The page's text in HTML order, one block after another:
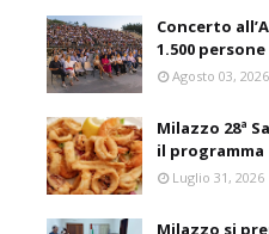
Concerto
1.500 persone
Agosto 03, 2026
Milazzo 28ª
il programma
Luglio 31, 2026
Milazzo si